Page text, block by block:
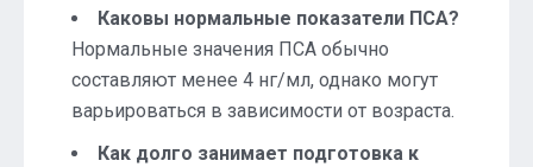
Каковы нормальные показатели ПСА?
Нормальные значения ПСА обычно
составляют менее 4 нг/мл, однако могут
варьироваться в зависимости от возраста.
Как долго занимает подготовка к